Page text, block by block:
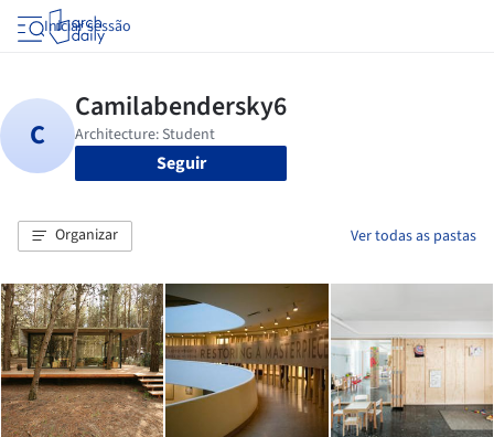
Iniciar sessão
Seguir
Organizar Ver todas as pastas